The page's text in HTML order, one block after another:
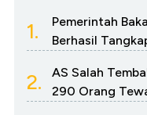
1.
Pemerintah
Berhasil
2.
AS Salah
290 Orang